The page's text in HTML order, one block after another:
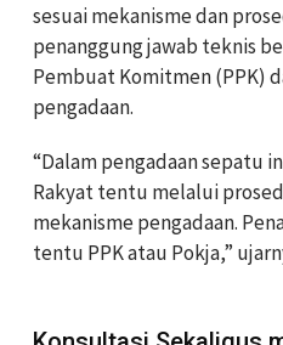
sesuai mekanisme dan
penanggung jawab teknis
Pembuat Komitmen (PPK)
pengadaan.
“Dalam pengadaan sepatu
Rakyat tentu melalui
mekanisme pengadaan.
tentu PPK atau Pokja,”